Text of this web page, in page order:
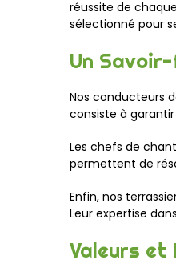
réussite de
sélectionné pour
Un
Nos conducteurs
consiste à
Les chefs de
permettent de
Enfin, nos
Leur expertise
Valeurs et